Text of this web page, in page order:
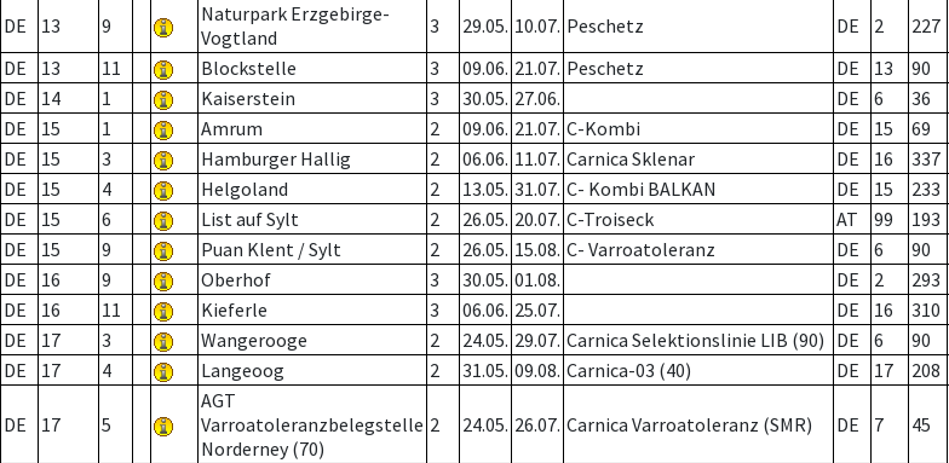
DE 13 9
Naturpark Erzgebirge-
Vogtland
3 29.05. 10.07. Peschetz DE 2 227
DE
13 11 Blockstelle 3 09.06. 21.07. Peschetz DE 13 90
DE
14 1 Kaiserstein 3 30.05. 27.06. DE 6 36
DE
15 1 Amrum 2 09.06. 21.07. C-Kombi DE 15 69
DE
15 3 Hamburger Hallig 2 06.06. 11.07. Carnica Sklenar DE 16 337
DE
15 4 Helgoland 2 13.05. 31.07. C- Kombi BALKAN DE 15 233
DE
15 6 List auf Sylt 2 26.05. 20.07. C-Troiseck AT 99 193
DE
15 9 Puan Klent / Sylt 2 26.05. 15.08. C- Varroatoleranz DE 6 90
DE
16 9 Oberhof 3 30.05. 01.08. DE 2 293
DE
16 11 Kieferle 3 06.06. 25.07. DE 16 310
DE
17 3 Wangerooge 2 24.05. 29.07. Carnica Selektionslinie LIB (90) DE 6 90
DE
17 4 Langeoog 2 31.05. 09.08. Carnica-03 (40) DE 17 208
DE 17 5
AGT
Varroatoleranzbelegstelle
Norderney (70)
2 24.05. 26.07. Carnica Varroatoleranz (SMR) DE 7 45